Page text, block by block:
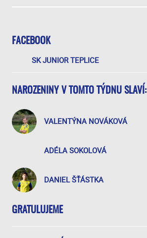
FACEBOOK
SK JUNIOR TEPLICE
NAROZENINY V TOMTO TÝDNU SLAVÍ:
VALENTÝNA NOVÁKOVÁ
ADÉLA SOKOLOVÁ
DANIEL ŠŤÁSTKA
GRATULUJEME